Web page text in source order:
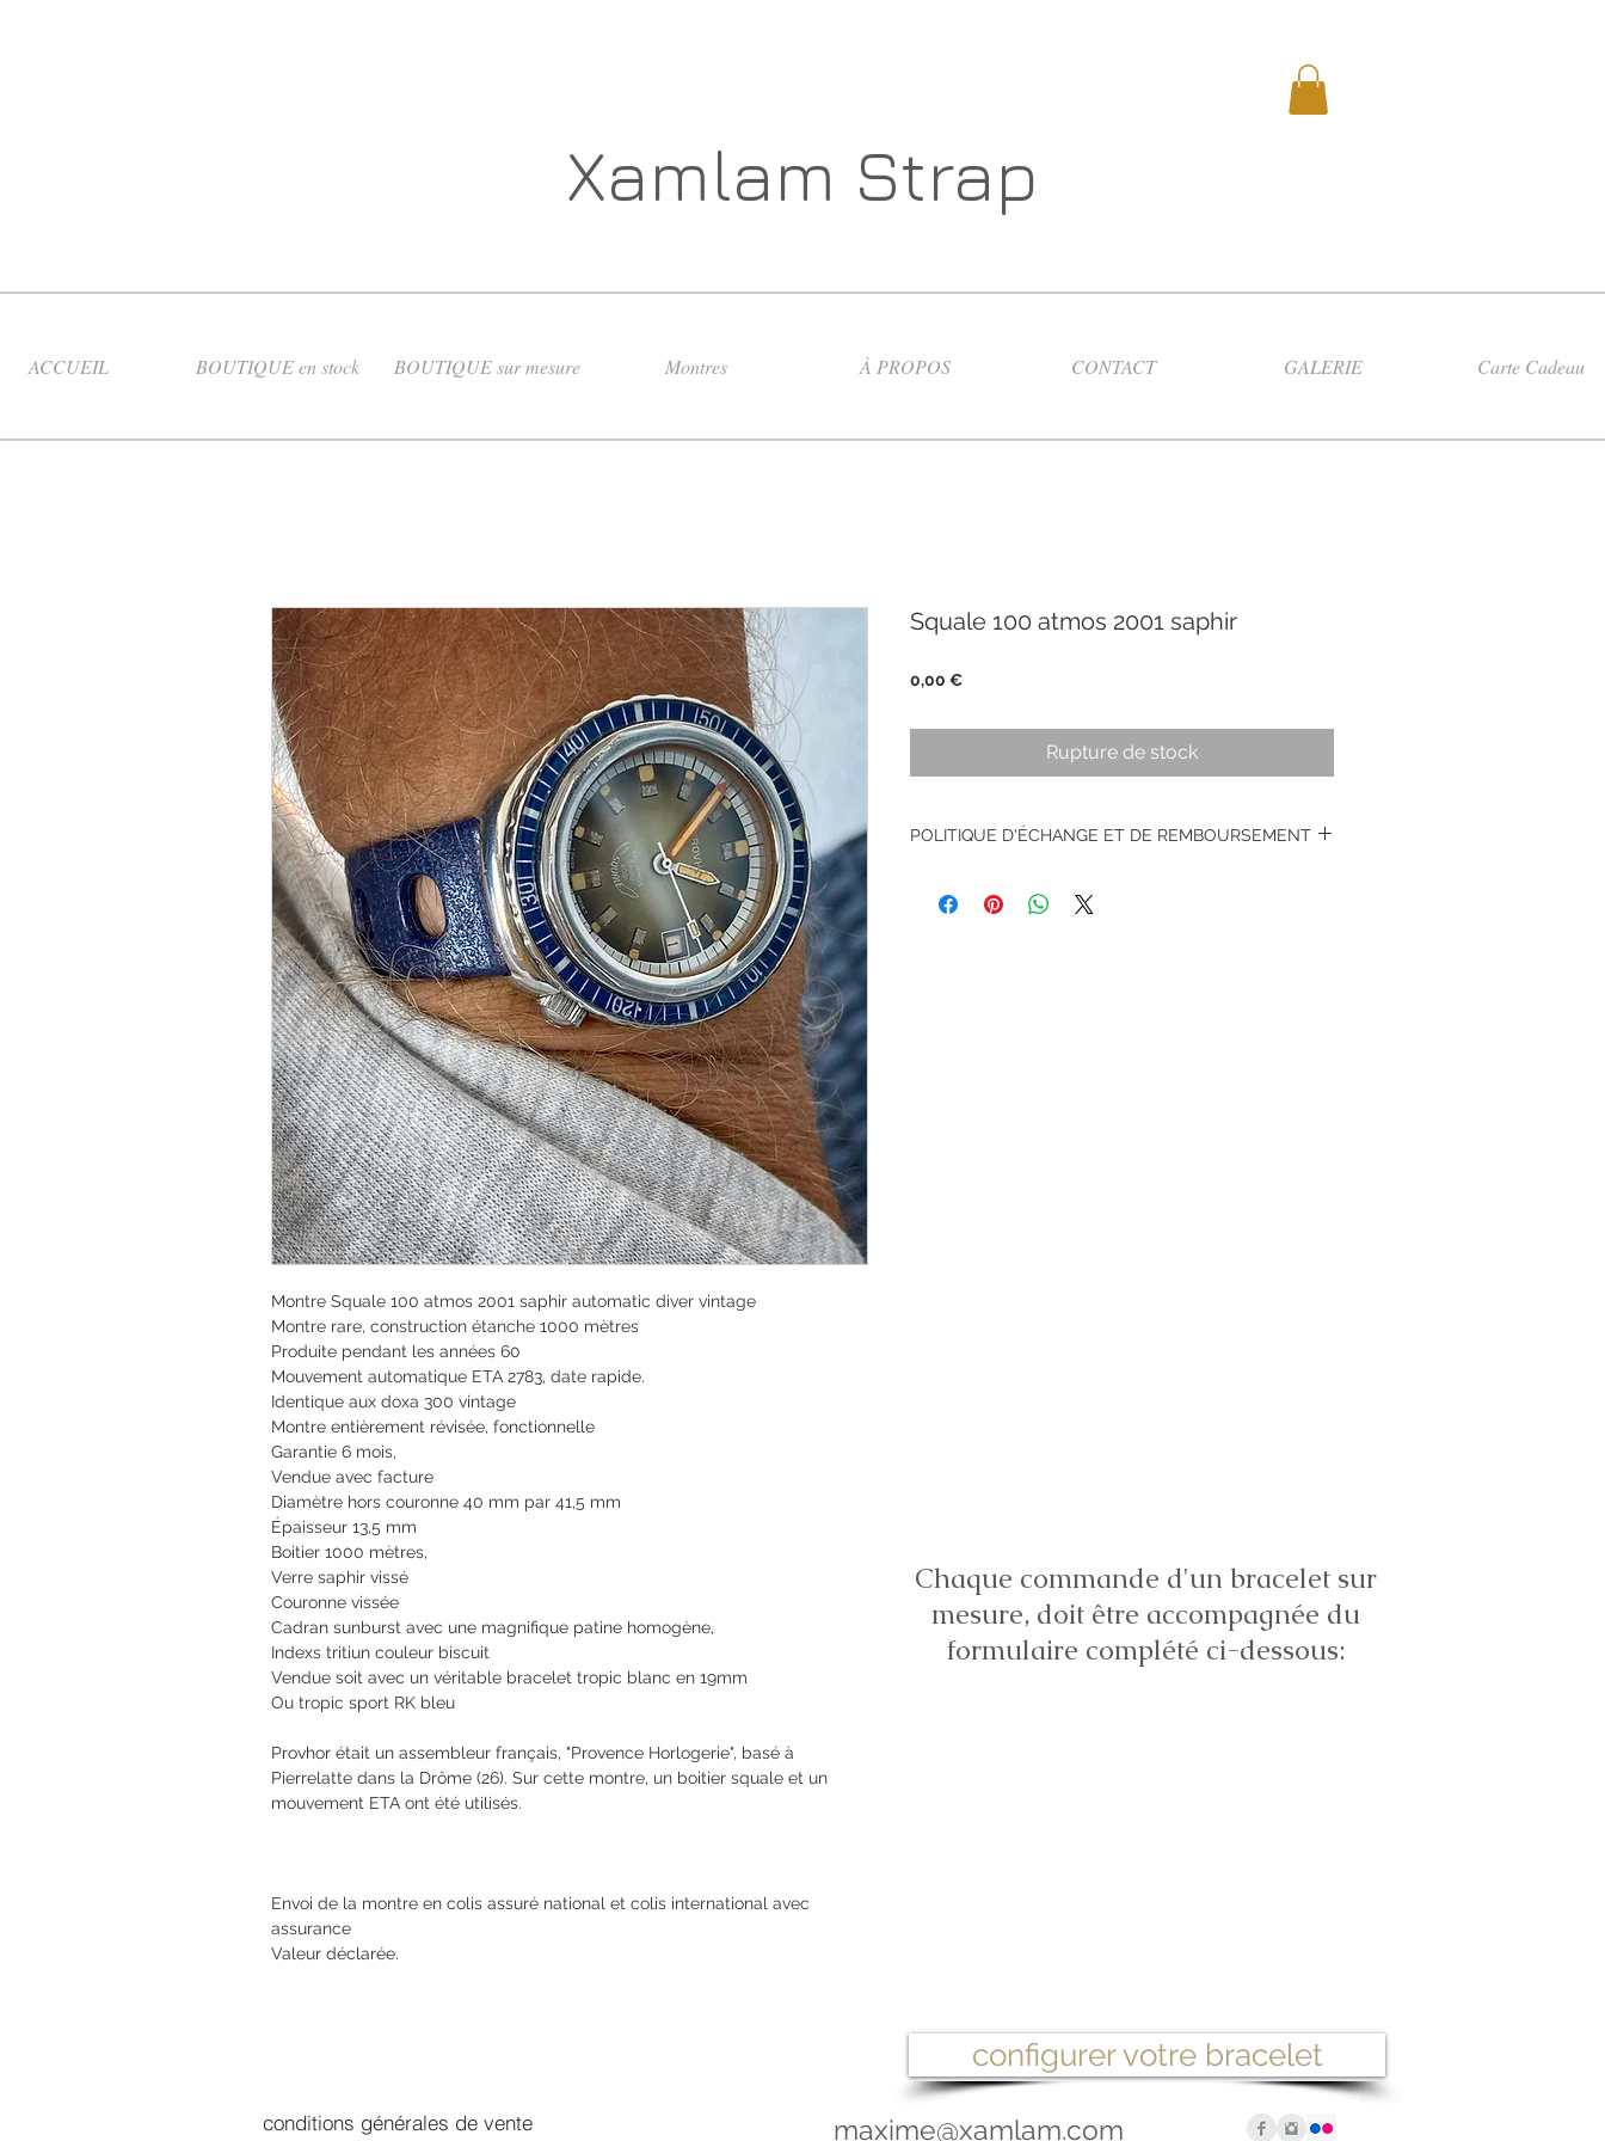
Xamlam Strap
ACCUEIL BOUTIQUE en stock BOUTIQUE sur mesure Montres À PROPOS CONTACT GALERIE Carte Cadeau
Montre Squale 100 atmos 2001 saphir automatic diver vintage
Montre rare, construction étanche 1000 mètres
Produite pendant les années 60
Mouvement automatique ETA 2783, date rapide.
Identique aux doxa 300 vintage
Montre entièrement révisée, fonctionnelle
Garantie 6 mois,
Vendue avec facture
Diamètre hors couronne 40 mm par 41,5 mm
Épaisseur 13,5 mm
Boitier 1000 mètres,
Verre saphir vissé
Couronne vissée
Cadran sunburst avec une magnifique patine homogène,
Indexs tritiun couleur biscuit
Vendue soit avec un véritable bracelet tropic blanc en 19mm
Ou tropic sport RK bleu
Provhor était un assembleur français, "Provence Horlogerie", basé à
Pierrelatte dans la Drôme (26). Sur cette montre, un boitier squale et un
mouvement ETA ont été utilisés.
Envoi de la montre en colis assuré national et colis international avec
assurance
Valeur déclarée.
Squale 100 atmos 2001 saphir
0,00 €Prix
Rupture de stock
POLITIQUE D'ÉCHANGE ET DE REMBOURSEMENT
Chaque commande d'un bracelet sur
mesure, doit être accompagnée du
formulaire complété ci-dessous:
configurer votre bracelet
conditions générales de vente maxime@xamlam.com